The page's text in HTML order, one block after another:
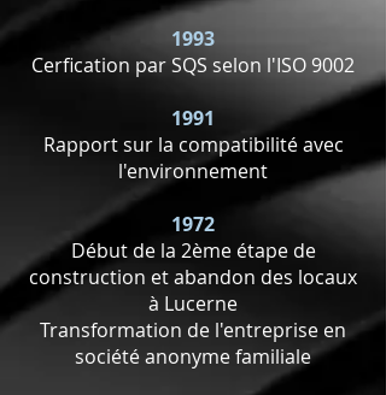
1993
Cerfication par SQS selon l'ISO 9002
1991
Rapport sur la compatibilité avec
l'environnement
1972
Début de la 2ème étape de
construction et abandon des locaux
à Lucerne
Transformation de l'entreprise en
société anonyme familiale